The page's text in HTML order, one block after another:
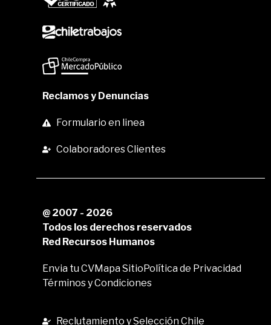
Reclamos y Denuncias
Formulario en linea
Colaboradores Clientes
@ 2007 - 2026
Todos los derechos reservados
Red Recursos Humanos
Envia tu CVMapa SitioPolítica de Privacidad
Términos y Condiciones
Reclutamiento y Selección Chile